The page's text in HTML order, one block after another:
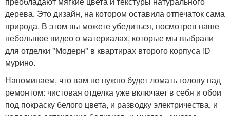
дерева. Это дизайн, на котором оставила отпечаток сама
природа. В этом вы можете убедиться, посмотрев наше
небольшое видео о материалах, которые мы выбрали
для отделки "Модерн" в квартирах второго корпуса iD
мурино.
Напоминаем, что вам не нужно будет ломать голову над
ремонтом: чистовая отделка уже включает в себя и обои
под покраску белого цвета, и разводку электричества, и